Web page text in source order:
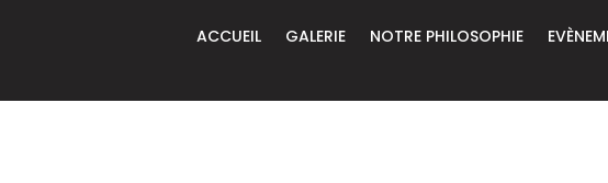
ACCUEIL GALERIE NOTRE PHILOSOPHIE